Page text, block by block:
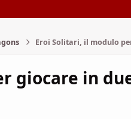
Eroi Solitari, il modulo
giocare in